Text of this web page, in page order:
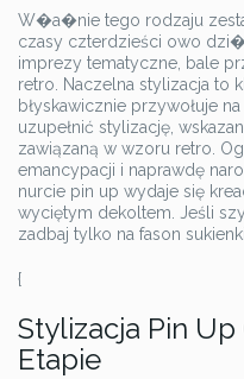
W�a�nie tego rodzaju
czasy czterdzieści owo
imprezy tematyczne, bale
retro. Naczelna stylizacja to
błyskawicznie przywołuje
uzupełnić stylizację,
zawiązaną w wzoru retro.
emancypacji i naprawdę
nurcie pin up wydaje się
wyciętym dekoltem. Jeśli
zadbaj tylko na fason
{
Stylizacja Pin Up
Etapie